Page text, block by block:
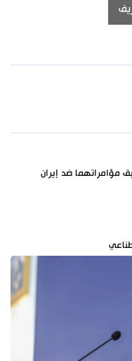
مؤامراتهما ضد إيران